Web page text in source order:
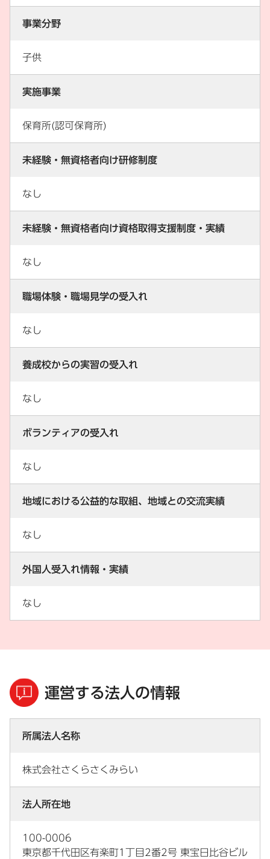
事業分野
子供
実施事業
保育所(認可保育所)
未経験・無資格者向け研修制度
なし
未経験・無資格者向け資格取得支援制度・実績
なし
職場体験・職場見学の受入れ
なし
養成校からの実習の受入れ
なし
ボランティアの受入れ
なし
地域における公益的な取組、地域との交流実績
なし
外国人受入れ情報・実績
なし
運営する法人の情報
所属法人名称
株式会社さくらさくみらい
法人所在地
100-0006
東京都千代田区有楽町1丁目2番2号 東宝日比谷ビル